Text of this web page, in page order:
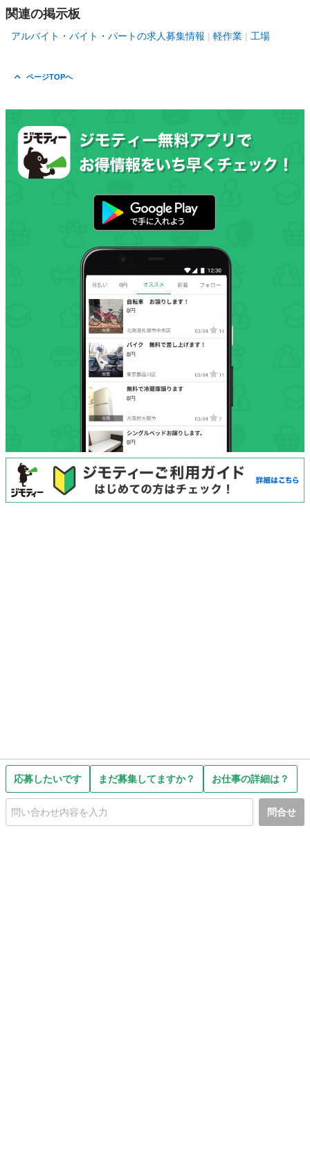
応募したいです まだ募集してますか？ お仕事の詳細は？
問合せ
関連の掲示板
アルバイト・バイト・パートの求人募集情報 軽作業 工場
ページTOPへ